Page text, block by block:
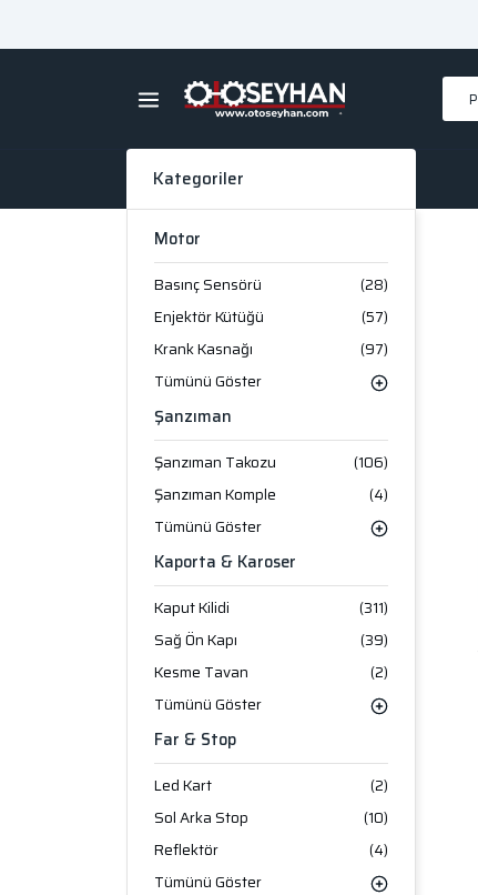
Kategoriler
Motor
Basınç Sensörü
(28)
Enjektör Kütüğü
(57)
Krank Kasnağı
(97)
Tümünü Göster
Şanzıman
Şanzıman Takozu
(106)
Şanzıman Komple
(4)
Tümünü Göster
Kaporta & Karoser
Kaput Kilidi
(311)
Sağ Ön Kapı
(39)
Kesme Tavan
(2)
Tümünü Göster
Far & Stop
Led Kart
(2)
Sol Arka Stop
(10)
Reflektör
(4)
Tümünü Göster